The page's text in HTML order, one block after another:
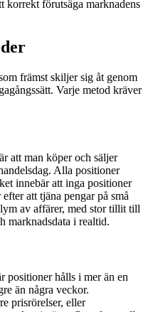
korrekt förutsäga marknadens
främst skiljer sig åt genom
Varje metod kräver
att man köper och säljer
Alla positioner
innebär att inga positioner
att tjäna pengar på små
av affärer, med stor tillit till
marknadsdata i realtid.
positioner hålls i mer än en
än några veckor.
prisrörelser, eller